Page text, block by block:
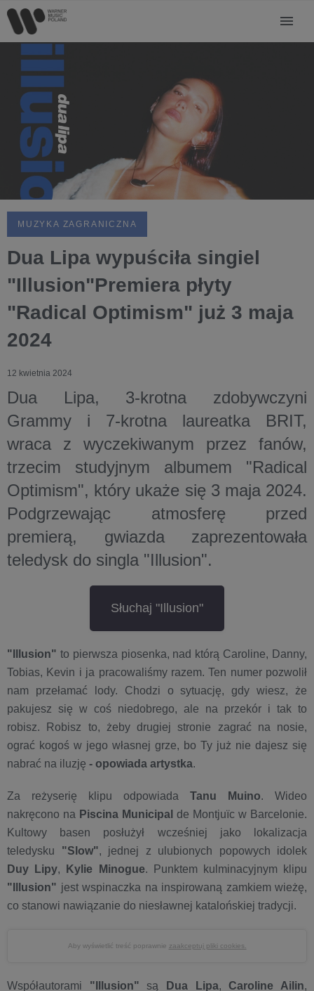
MUZYKA ZAGRANICZNA
Dua Lipa wypuściła singiel
"Illusion"Premiera płyty
"Radical Optimism" już 3 maja
2024
12 kwietnia 2024
Dua Lipa, 3-krotna zdobywczyni
Grammy i 7-krotna laureatka BRIT,
wraca z wyczekiwanym przez fanów,
trzecim studyjnym albumem "Radical
Optimism", który ukaże się 3 maja 2024.
Podgrzewając atmosferę przed
premierą, gwiazda zaprezentowała
teledysk do singla "Illusion".
Słuchaj "Illusion"
"Illusion" to pierwsza piosenka, nad którą Caroline, Danny,
Tobias, Kevin i ja pracowaliśmy razem. Ten numer pozwolił
nam przełamać lody. Chodzi o sytuację, gdy wiesz, że
pakujesz się w coś niedobrego, ale na przekór i tak to
robisz. Robisz to, żeby drugiej stronie zagrać na nosie,
ograć kogoś w jego własnej grze, bo Ty już nie dajesz się
nabrać na iluzję - opowiada artystka.
Za reżyserię klipu odpowiada Tanu Muino. Wideo
nakręcono na Piscina Municipal de Montjuïc w Barcelonie.
Kultowy basen posłużył wcześniej jako lokalizacja
teledysku "Slow", jednej z ulubionych popowych idolek
Duy Lipy, Kylie Minogue. Punktem kulminacyjnym klipu
"Illusion" jest wspinaczka na inspirowaną zamkiem wieżę,
co stanowi nawiązanie do niesławnej katalońskiej tradycji.
Aby wyświetlić treść poprawnie zaakceptuj pliki cookies.
Współautorami "Illusion" są Dua Lipa,Caroline Ailin,